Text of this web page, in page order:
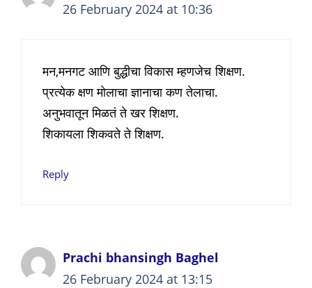
26 February 2024 at 10:36
मन,मनगट आणि बुद्धीचा विकास म्हणजेच शिक्षण.
प्रत्येक क्षण मोलाचा ज्ञानाचा कण तेलाचा.
अनुभवातून मिळतं ते खर शिक्षण.
शिकायला शिकवते ते शिक्षण.
Reply
Prachi bhansingh Baghel
26 February 2024 at 13:15